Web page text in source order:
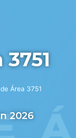
Área 3751
2026